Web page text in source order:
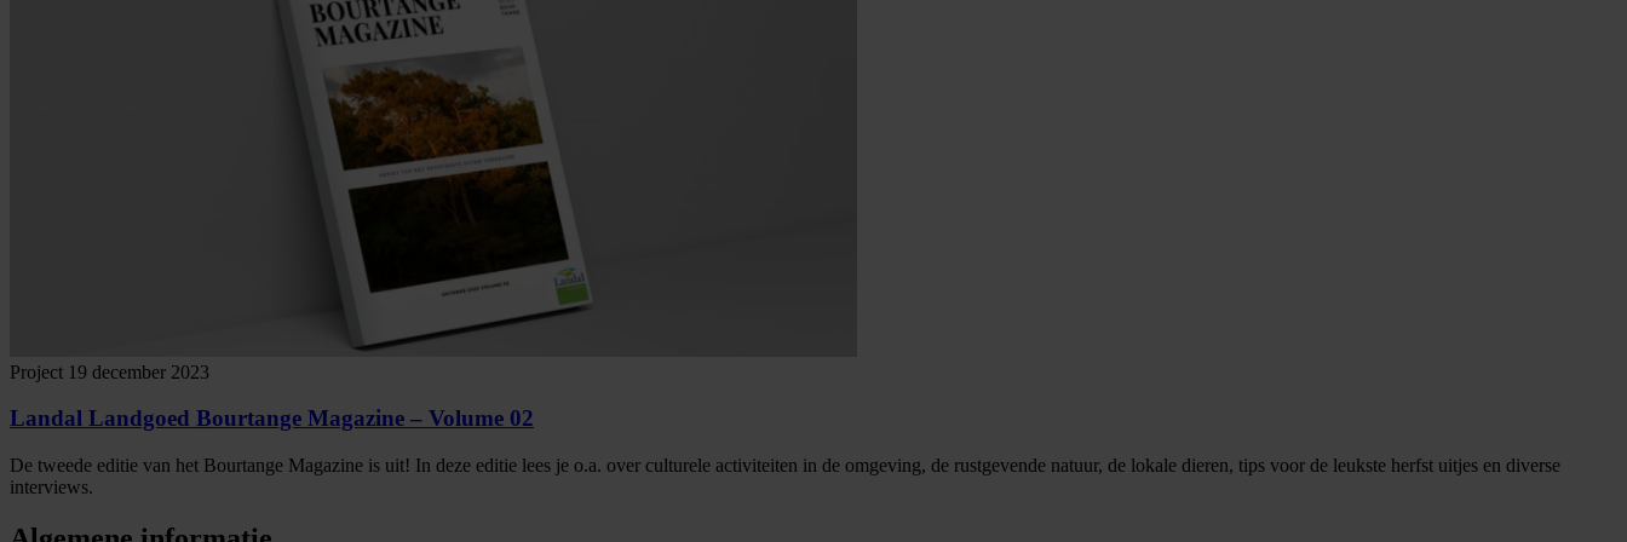
Project 19 december 2023
Landal Landgoed Bourtange Magazine – Volume 02
De tweede editie van het Bourtange Magazine is uit! In deze editie lees je o.a. over culturele activiteiten in de omgeving, de rustgevende natuur, de lokale dieren, tips voor de leukste herfst uitjes en diverse
interviews.